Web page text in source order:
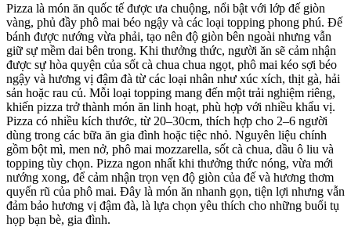
Pizza là món ăn quốc tế được ưa chuộng, nổi bật với lớp đế giòn
vàng, phủ đầy phô mai béo ngậy và các loại topping phong phú. Đế
bánh được nướng vừa phải, tạo nên độ giòn bên ngoài nhưng vẫn
giữ sự mềm dai bên trong. Khi thưởng thức, người ăn sẽ cảm nhận
được sự hòa quyện của sốt cà chua chua ngọt, phô mai kéo sợi béo
ngậy và hương vị đậm đà từ các loại nhân như xúc xích, thịt gà, hải
sản hoặc rau củ. Mỗi loại topping mang đến một trải nghiệm riêng,
khiến pizza trở thành món ăn linh hoạt, phù hợp với nhiều khẩu vị.
Pizza có nhiều kích thước, từ 20–30cm, thích hợp cho 2–6 người
dùng trong các bữa ăn gia đình hoặc tiệc nhỏ. Nguyên liệu chính
gồm bột mì, men nở, phô mai mozzarella, sốt cà chua, dầu ô liu và
topping tùy chọn. Pizza ngon nhất khi thưởng thức nóng, vừa mới
nướng xong, để cảm nhận trọn vẹn độ giòn của đế và hương thơm
quyến rũ của phô mai. Đây là món ăn nhanh gọn, tiện lợi nhưng vẫn
đảm bảo hương vị đậm đà, là lựa chọn yêu thích cho những buổi tụ
họp bạn bè, gia đình.